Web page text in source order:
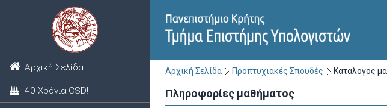
Αρχική Σελίδα
40 Χρόνια CSD!
Αρχική Σελίδα Προπτυχιακές Σπουδές Κατάλογος
Πληροφορίες μαθήματος